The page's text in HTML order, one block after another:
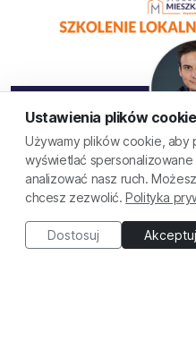
Ronald Szczepankiewicz -
kredytobiorców
Ustawienia plików cookie
Używamy plików cookie, aby
wyświetlać
analizować nasz ruch.
chcesz zezwolić.Polityka
Dostosuj Akceptuj